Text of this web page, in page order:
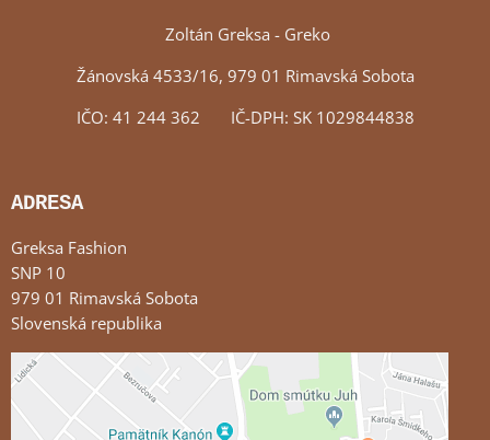
Zoltán Greksa - Greko
Žánovská 4533/16, 979 01 Rimavská Sobota
IČO: 41 244 362 IČ-DPH: SK 1029844838
ADRESA
Greksa Fashion
SNP 10
979 01 Rimavská Sobota
Slovenská republika
Externý obsah je blokovaný Voľbami súkromia